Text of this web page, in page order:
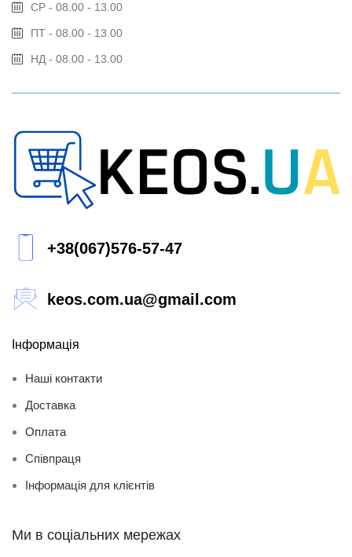
СР - 08.00 - 13.00
ПТ - 08.00 - 13.00
НД - 08.00 - 13.00
+38(067)576-57-47
keos.com.ua@gmail.com
Інформація
Наші контакти
Доставка
Оплата
Співпраця
Інформація для клієнтів
Ми в соціальних мережах